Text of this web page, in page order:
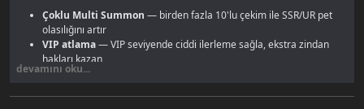
Çoklu Multi Summon — birden fazla 10'lu çekim ile SSR/UR pet
olasılığını artır
VIP atlama— VIP seviyende ciddi ilerleme sağla, ekstra zindan
hakları kazan
Kostüm veya binek
devamını oku...